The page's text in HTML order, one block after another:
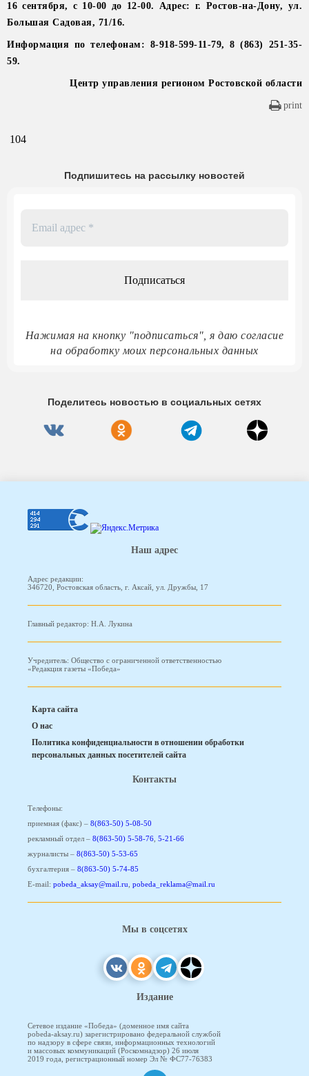
16 сентября, с 10-00 до 12-00. Адрес: г. Ростов-на-Дону, ул.
Большая Садовая, 71/16.
Информация по телефонам: 8-918-599-11-79, 8 (863) 251-35-
59.
Центр управления регионом Ростовской области
print
104
Подпишитесь на рассылку новостей
Нажимая на кнопку "подписаться", я даю согласие
на обработку моих персональных данных
Поделитесь новостью в социальных сетях
Наш адрес
Адрес редакции:
346720, Ростовская область, г. Аксай, ул. Дружбы, 17
Главный редактор: Н.А. Лукина
Учредитель: Общество с ограниченной ответственностью
«Редакция газеты «Победа»
Карта сайта
О нас
Политика конфиденциальности в отношении обработки
персональных данных посетителей сайта
Контакты
Телефоны:
приемная (факс) – 8(863-50) 5-08-50
рекламный отдел – 8(863-50) 5-58-76, 5-21-66
журналисты – 8(863-50) 5-53-65
бухгалтерия – 8(863-50) 5-74-85
E-mail: pobeda_aksay@mail.ru, pobeda_reklama@mail.ru
Мы в соцсетях
Издание
Сетевое издание «Победа» (доменное имя сайта
pobeda-aksay.ru) зарегистрировано федеральной службой
по надзору в сфере связи, информационных технологий
и массовых коммуникаций (Роскомнадзор) 26 июля
2019 года, регистрационный номер Эл № ФС77-76383